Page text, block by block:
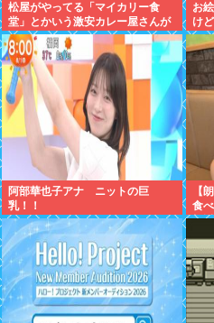
松屋がやってる「マイカリー食
堂」とかいう激安カレー屋さんが
こちらwww
お
け
阿部華也子アナ ニットの巨
乳！！
【
食
親